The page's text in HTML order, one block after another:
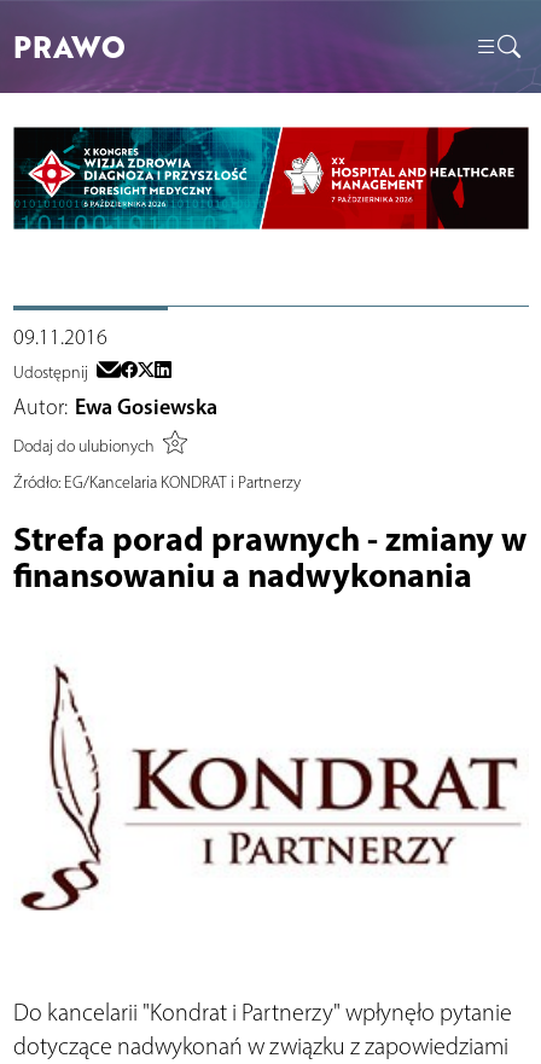
PRAWO
09.11.2016
Udostępnij
Autor: Ewa Gosiewska
Dodaj do ulubionych
Źródło:EG/Kancelaria KONDRAT i Partnerzy
Strefa porad prawnych - zmiany w
finansowaniu a nadwykonania
Do kancelarii "Kondrat i Partnerzy" wpłynęło pytanie
dotyczące nadwykonań w związku z zapowiedziami